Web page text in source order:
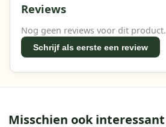
Reviews
Nog geen reviews voor dit product.
Schrijf als eerste een review
Misschien ook interessant